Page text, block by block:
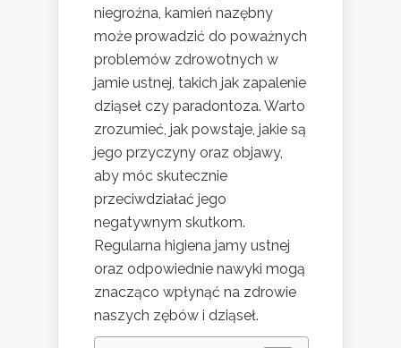
niegroźna, kamień nazębny
może prowadzić do poważnych
problemów zdrowotnych w
jamie ustnej, takich jak zapalenie
dziąseł czy paradontoza. Warto
zrozumieć, jak powstaje, jakie są
jego przyczyny oraz objawy,
aby móc skutecznie
przeciwdziałać jego
negatywnym skutkom.
Regularna higiena jamy ustnej
oraz odpowiednie nawyki mogą
znacząco wpłynąć na zdrowie
naszych zębów i dziąseł.